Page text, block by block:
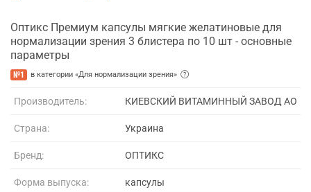
Оптикс Премиум капсулы мягкие желатиновые для
нормализации зрения 3 блистера по 10 шт - основные
параметры
№1 в категории «Для нормализации зрения»
Производитель: КИЕВСКИЙ ВИТАМИННЫЙ ЗАВОД АО
Страна: Украина
Бренд: ОПТИКС
Форма выпуска: капсулы